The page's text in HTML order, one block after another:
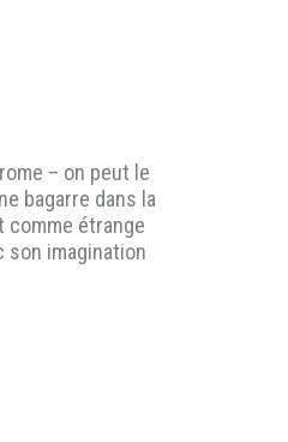
– on peut le
bagarre dans la
comme étrange
son imagination